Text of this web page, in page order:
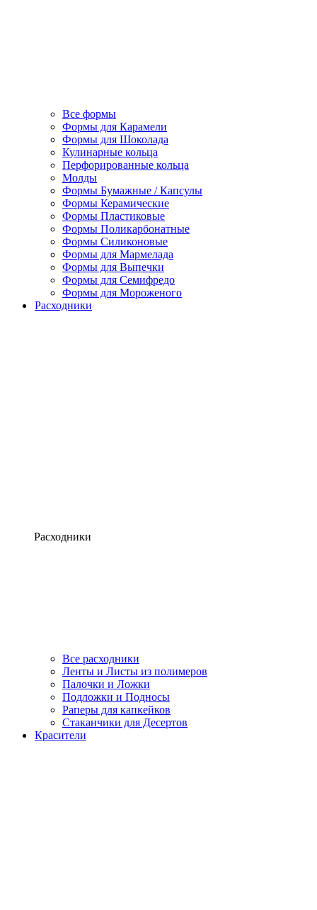
Все формы
Формы для Карамели
Формы для Шоколада
Кулинарные кольца
Перфорированные кольца
Молды
Формы Бумажные / Капсулы
Формы Керамические
Формы Пластиковые
Формы Поликарбонатные
Формы Силиконовые
Формы для Мармелада
Формы для Выпечки
Формы для Семифредо
Формы для Мороженого
Расходники
Расходники
Все расходники
Ленты и Листы из полимеров
Палочки и Ложки
Подложки и Подносы
Раперы для капкейков
Стаканчики для Десертов
Красители